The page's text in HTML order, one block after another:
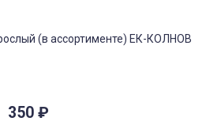
350 ₽